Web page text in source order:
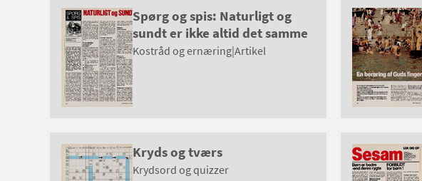
Spørg og spis: Naturligt og
sundt er ikke altid det samme
Kostråd og ernæring|Artikel
Kryds og tværs
Krydsord og quizzer